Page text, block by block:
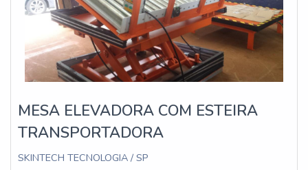
MESA ELEVADORA COM ESTEIRA
TRANSPORTADORA
SKINTECH TECNOLOGIA / SP